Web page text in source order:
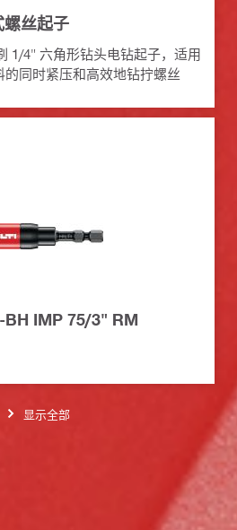
丝起子
1/4" 六角形钻头电钻起子，适用
同时紧压和高效地钻拧螺丝
BH IMP 75/3" RM
显示全部